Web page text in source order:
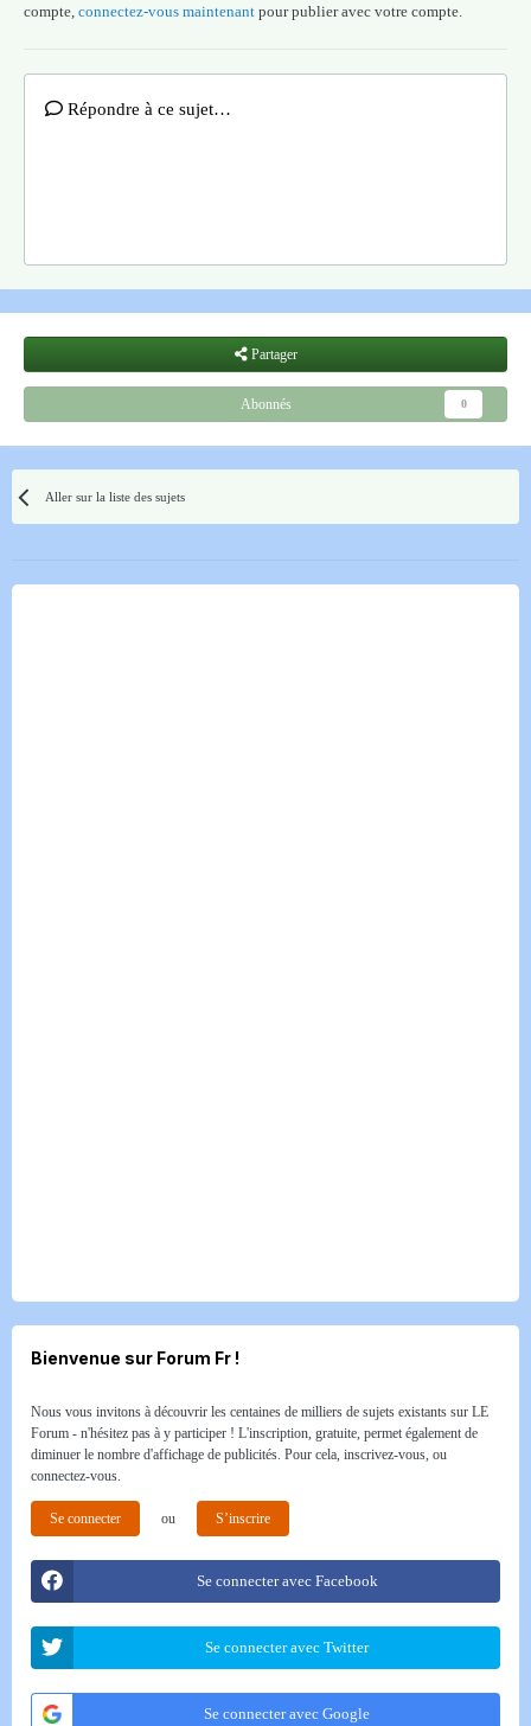
compte, connectez-vous maintenant pour publier avec votre compte.
Répondre à ce sujet…
Partager
Abonnés 0
Aller sur la liste des sujets
Bienvenue sur Forum Fr !
Nous vous invitons à découvrir les centaines de milliers de sujets existants sur LE
Forum - n'hésitez pas à y participer ! L'inscription, gratuite, permet également de
diminuer le nombre d'affichage de publicités. Pour cela, inscrivez-vous, ou
connectez-vous.
Se connecter ou S’inscrire
Se connecter avec Facebook
Se connecter avec Twitter
Se connecter avec Google